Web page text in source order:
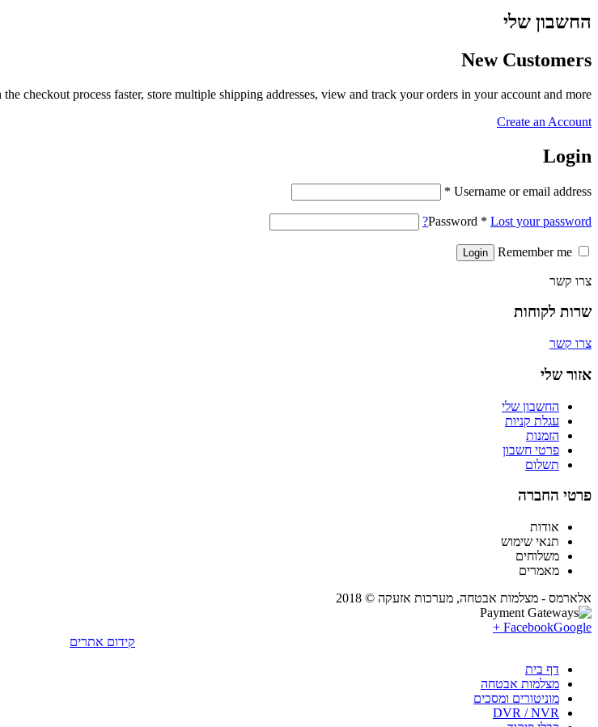
החשבון שלי
New Customers
checkout process faster, store multiple shipping addresses, view and track your orders in your account and more.
Create an Account
Login
Username or email address
*
Password * Lost your password?
צרו קשר
שרות לקוחות
צרו קשר
אזור שלי
החשבון שלי
עגלת קניות
הזמנות
פרטי חשבון
תשלום
פרטי החברה
אודות
תנאי שימוש
משלוחים
מאמרים
אלארמס - מצלמות אבטחה, מערכות אזעקה © 2018
FacebookGoogle +
קידום אתרים
דף בית
מצלמות אבטחה
מוניטורים ומסכים
DVR / NVR